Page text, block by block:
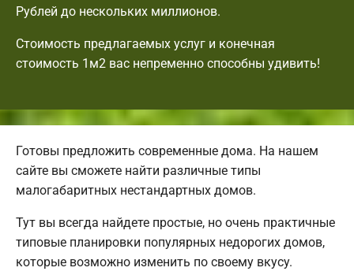
Рублей до нескольких миллионов.
Стоимость предлагаемых услуг и конечная
стоимость 1м2 вас непременно способны удивить!
Готовы предложить современные дома. На нашем
сайте вы сможете найти различные типы
малогабаритных нестандартных домов.
Тут вы всегда найдете простые, но очень практичные
типовые планировки популярных недорогих домов,
которые возможно изменить по своему вкусу.